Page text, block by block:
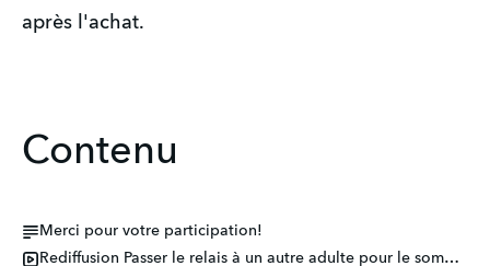
après l'achat.
Contenu
Merci pour votre participation!
Rediffusion Passer le relais à un autre adulte pour le sommeil partie 1.mp4